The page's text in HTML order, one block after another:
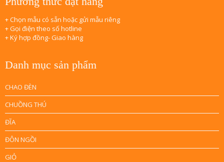
+ Chọn mẫu có sẵn hoặc gửi mẫu riêng
+ Gọi điện theo số hotline
+ Ký hợp đồng- Giao hàng
Danh mục sản phẩm
CHAO ĐÈN
CHUỒNG THÚ
ĐĨA
ĐÔN NGỒI
GIỎ